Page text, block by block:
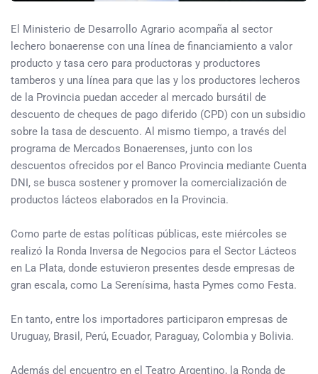
El Ministerio de Desarrollo Agrario acompaña al sector
lechero bonaerense con una línea de financiamiento a valor
producto y tasa cero para productoras y productores
tamberos y una línea para que las y los productores lecheros
de la Provincia puedan acceder al mercado bursátil de
descuento de cheques de pago diferido (CPD) con un subsidio
sobre la tasa de descuento. Al mismo tiempo, a través del
programa de Mercados Bonaerenses, junto con los
descuentos ofrecidos por el Banco Provincia mediante Cuenta
DNI, se busca sostener y promover la comercialización de
productos lácteos elaborados en la Provincia.
Como parte de estas políticas públicas, este miércoles se
realizó la Ronda Inversa de Negocios para el Sector Lácteos
en La Plata, donde estuvieron presentes desde empresas de
gran escala, como La Serenísima, hasta Pymes como Festa.
En tanto, entre los importadores participaron empresas de
Uruguay, Brasil, Perú, Ecuador, Paraguay, Colombia y Bolivia.
Además del encuentro en el Teatro Argentino, la Ronda de